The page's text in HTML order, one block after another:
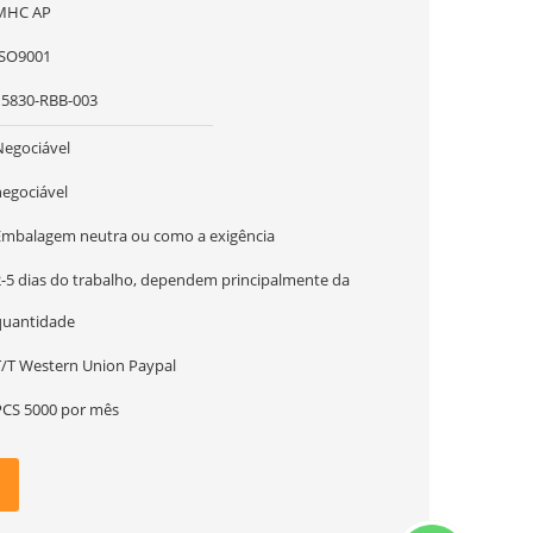
AP
RBB-003
neutra ou como a exigência
5 dias do trabalho, dependem principalmente da
T/T Western Union Paypal
5000 por mês